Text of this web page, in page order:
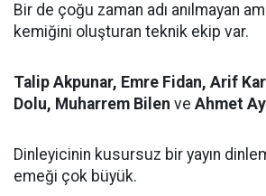
Bir de çoğu zaman adı anılmayan
kemiğini oluşturan teknik ekip var.
Talip Akpunar, Emre Fidan, Arif
Dolu, Muharrem Bilen ve Ahmet
Dinleyicinin kusursuz bir yayın
emeği çok büyük.